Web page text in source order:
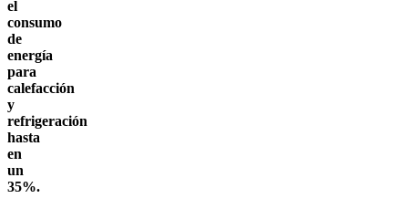
el
consumo
de
energía
para
calefacción
y
refrigeración
hasta
en
un
35%.